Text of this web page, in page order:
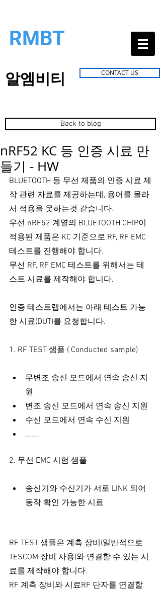
RMBT
알엠비티 CONTACT US
Back to blog
nRF52 KC 등 인증 시료 만
들기 - HW
BLUETOOTH 등 무선 제품의 인증 시료 제
작 관련 자료를 제공하는데, 용어를 몰라
서 적용을 못하는것 같습니다.
우선 nRF52 계열의 BLUETOOTH CHIP이
적용된 제품은 KC 기준으로 RF, RF EMC
테스트를 진행해야 합니다.
무선 RF, RF EMC 테스트를 위해서는 테
스트 시료를 제작해야 합니다.
인증 테스트랩에서는 아래 테스트 가능
한 시료(DUT)를 요청합니다.
1. RF TEST 샘플 ( Conducted sample)
무변조 송신 모드에서 연속 송신 지
원
변조 송신 모드에서 연속 송신 지원
수신 모드에서 연속 수신 지원
.......
2. 무선 EMC 시험 샘플
송신기와 수신기가 서로 LINK 되어
동작 확인 가능한 시료
RF TEST 샘플은 계측 장비(일반적으로
TESCOM 장비 사용)와 연결할 수 있는 시
료를 제작해야 합니다.
RF 계측 장비와 시료RF 단자를 연결할